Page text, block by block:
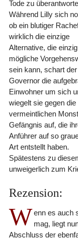
Tode zu
Während Lilly sich
ob ein blutiger
wirklich die einzige
Alternative, die einzig
mögliche
sein kann, schart der
Governor die
Einwohner um sich
wiegelt sie gegen die
vermeintlichen
Gefängnis auf, die
Anführer auf so
Art entstellt haben.
Spätestens zu
unweigerlich zum
Rezension:
W enn es auch
mag, liegt
Abschluss der